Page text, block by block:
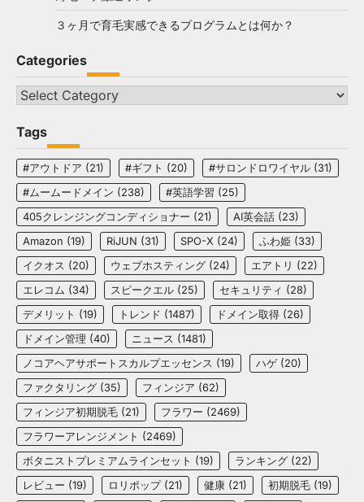
３ヶ月で育毛実感できるプログラムとは何か？
Categories
Categories
Tags
#アウトドア (21) #ギフト (20) #サロンドロワイヤル (31)
#ムームードメイン (238) #英語学習 (25)
405クレンジングコンディショナー (21) AI英会話 (23)
Amazon (19) RiJUN (31) SPO-X (24) ふわ姫 (33)
イクオス (20) ウェブホスティング (24) エアトリ (22)
エレコム (34) スピークエル (25) セキュリティ (28)
デメリット (19) トレンド (1487) ドメイン取得 (26)
ドメイン管理 (40) ニュース (1481)
ノコアヘアサポートスカルプエッセンス (19) ハゲ (20)
ファクタリング (35) フィンジア (62)
フィンジア初期脱毛 (21) フラワー (2469)
フラワーアレンジメント (2469)
ボタニストプレミアムラインセット (19) ランキング (22)
レビュー (19) ロリポップ(21) 健康 (21) 初期脱毛 (19)